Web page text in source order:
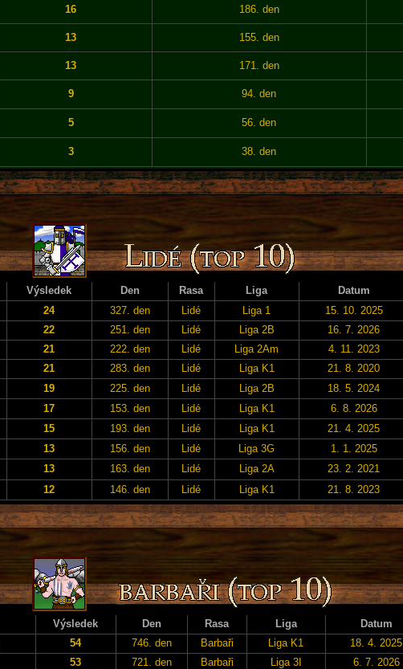
16 186. den
13 155. den
13 171. den
9 94. den
5 56. den
3 38. den
Výsledek Den Rasa Liga Datum
24 327. den Lidé Liga 1 15. 10. 2025
22 251. den Lidé Liga 2B 16. 7. 2026
21 222. den Lidé Liga 2Am 4. 11. 2023
21 283. den Lidé Liga K1 21. 8. 2020
19 225. den Lidé Liga 2B 18. 5. 2024
17 153. den Lidé Liga K1 6. 8. 2026
15 193. den Lidé Liga K1 21. 4. 2025
13 156. den Lidé Liga 3G 1. 1. 2025
13 163. den Lidé Liga 2A 23. 2. 2021
12 146. den Lidé Liga K1 21. 8. 2023
Výsledek Den Rasa Liga Datum
54 746. den Barbaři Liga K1 18. 4. 2025
53 721. den Barbaři Liga 3I 6. 7. 2026